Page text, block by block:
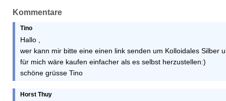
Kommentare
Tino
Hallo ,
wer kann mir bitte eine einen link senden um Kolloidales Silber
für mich wäre kaufen einfacher als es selbst herzustellen:)
schöne grüsse Tino
Horst Thuy